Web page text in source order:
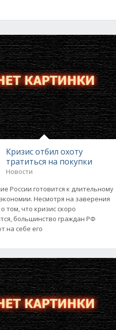
Кризис отбил охоту
тратиться на покупки
Новости
России готовится к длительному
Несмотря на заверения
том, что кризис скоро
большинство граждан РФ
на себе его